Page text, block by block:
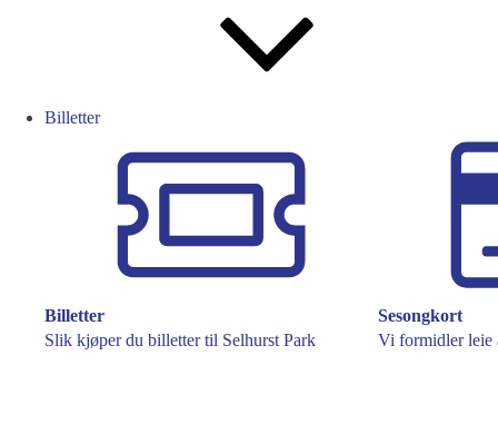
Billetter
Billetter
Slik kjøper du billetter til Selhurst Park
Sesongkort
Vi formidler leie